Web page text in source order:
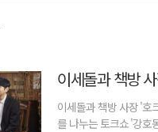
이세돌과 책방
이세돌과 책방 사장 '호
를 나누는 토크쇼 '강호